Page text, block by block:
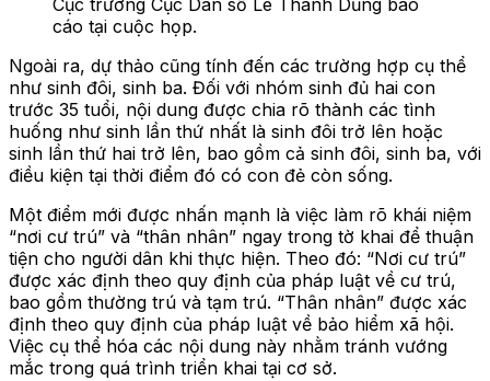
Cục trưởng Cục Dân số Lê Thanh Dũng báo
cáo tại cuộc họp.
Ngoài ra, dự thảo cũng tính đến các trường hợp cụ thể
như sinh đôi, sinh ba. Đối với nhóm sinh đủ hai con
trước 35 tuổi, nội dung được chia rõ thành các tình
huống như sinh lần thứ nhất là sinh đôi trở lên hoặc
sinh lần thứ hai trở lên, bao gồm cả sinh đôi, sinh ba, với
điều kiện tại thời điểm đó có con đẻ còn sống.
Một điểm mới được nhấn mạnh là việc làm rõ khái niệm
“nơi cư trú” và “thân nhân” ngay trong tờ khai để thuận
tiện cho người dân khi thực hiện. Theo đó: “Nơi cư trú”
được xác định theo quy định của pháp luật về cư trú,
bao gồm thường trú và tạm trú. “Thân nhân” được xác
định theo quy định của pháp luật về bảo hiểm xã hội.
Việc cụ thể hóa các nội dung này nhằm tránh vướng
mắc trong quá trình triển khai tại cơ sở.